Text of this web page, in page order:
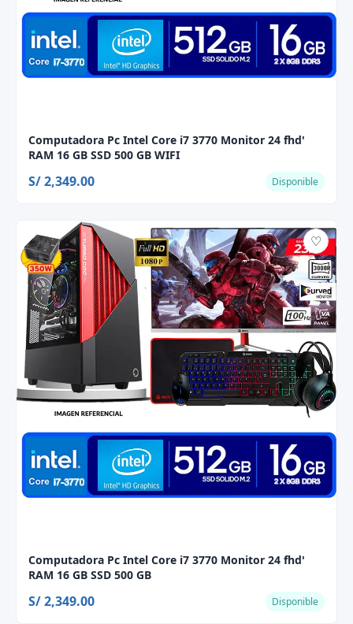
Computadora Pc Intel Core i7 3770 Monitor 24 fhd'
RAM 16 GB SSD 500 GB WIFI
S/ 2,349.00 Disponible
♡
Computadora Pc Intel Core i7 3770 Monitor 24 fhd'
RAM 16 GB SSD 500 GB
S/ 2,349.00 Disponible